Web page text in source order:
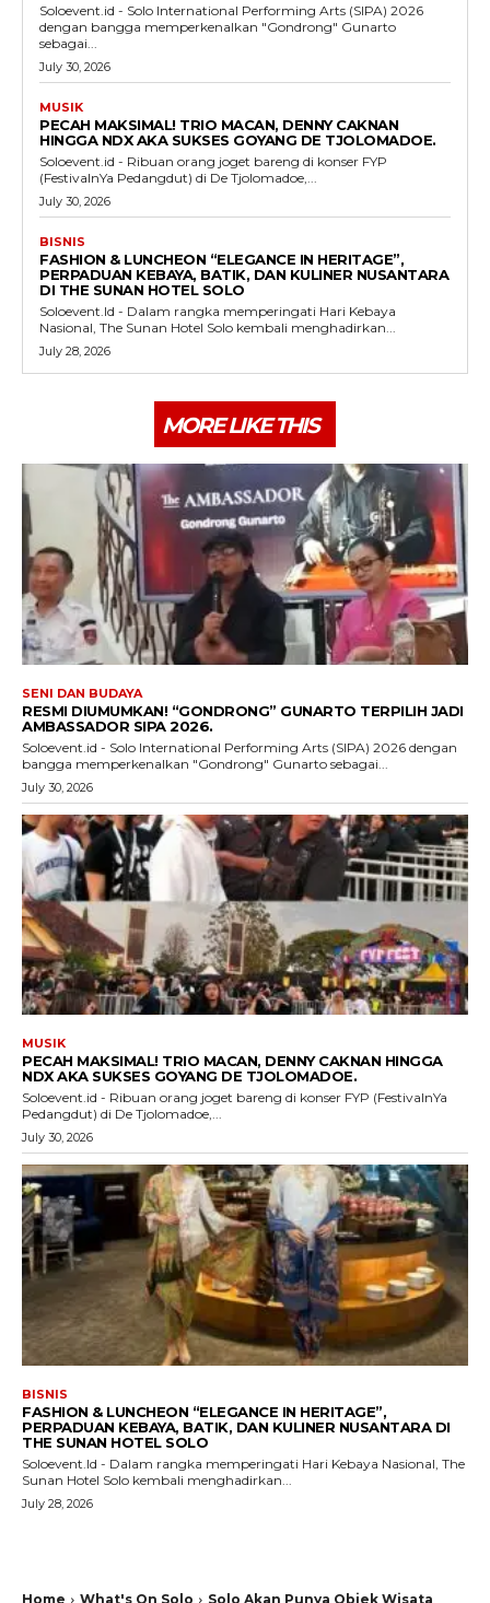
Soloevent.id - Solo International Performing Arts (SIPA) 2026
dengan bangga memperkenalkan "Gondrong" Gunarto
sebagai...
July 30, 2026
MUSIK
PECAH MAKSIMAL! TRIO MACAN, DENNY CAKNAN
HINGGA NDX AKA SUKSES GOYANG DE TJOLOMADOE.
Soloevent.id - Ribuan orang joget bareng di konser FYP
(FestivalnYa Pedangdut) di De Tjolomadoe,...
July 30, 2026
BISNIS
FASHION & LUNCHEON “ELEGANCE IN HERITAGE”,
PERPADUAN KEBAYA, BATIK, DAN KULINER NUSANTARA
DI THE SUNAN HOTEL SOLO
Soloevent.Id - Dalam rangka memperingati Hari Kebaya
Nasional, The Sunan Hotel Solo kembali menghadirkan...
July 28, 2026
MORE LIKE THIS
SENI DAN BUDAYA
RESMI DIUMUMKAN! “GONDRONG” GUNARTO TERPILIH JADI
AMBASSADOR SIPA 2026.
Soloevent.id - Solo International Performing Arts (SIPA) 2026 dengan
bangga memperkenalkan "Gondrong" Gunarto sebagai...
July 30, 2026
MUSIK
PECAH MAKSIMAL! TRIO MACAN, DENNY CAKNAN HINGGA
NDX AKA SUKSES GOYANG DE TJOLOMADOE.
Soloevent.id - Ribuan orang joget bareng di konser FYP (FestivalnYa
Pedangdut) di De Tjolomadoe,...
July 30, 2026
BISNIS
FASHION & LUNCHEON “ELEGANCE IN HERITAGE”,
PERPADUAN KEBAYA, BATIK, DAN KULINER NUSANTARA DI
THE SUNAN HOTEL SOLO
Soloevent.Id - Dalam rangka memperingati Hari Kebaya Nasional, The
Sunan Hotel Solo kembali menghadirkan...
July 28, 2026